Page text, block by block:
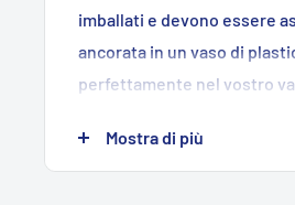
imballati e devono essere
ancorata in un vaso di
perfettamente nel vostro
diametro è variabile a
Mostra di più